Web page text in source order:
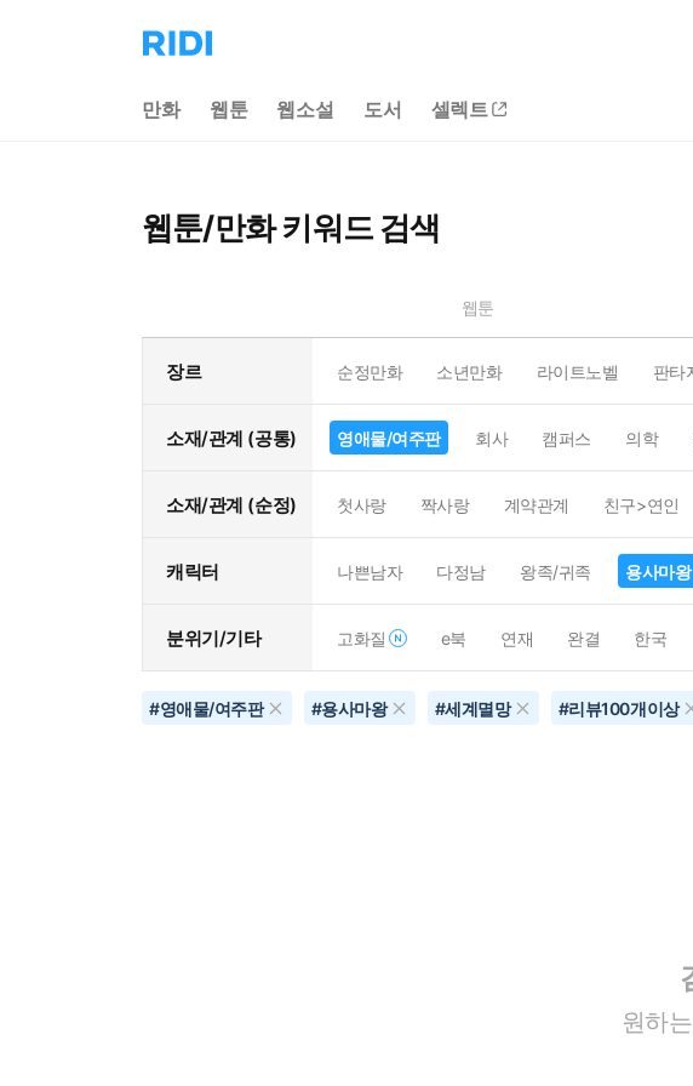
리
디
으
만화 웹툰 웹소설 도서 셀렉트
웹툰/만화 키워드 검색
웹툰
장르 순정만화 소년만화 라이트노벨 판타
소재/관계 (공통) 영애물/여주판 회사 캠퍼스 의학
소재/관계 (순정) 첫사랑 짝사랑 계약관계 친구>연인
캐릭터 나쁜남자 다정남 왕족/귀족 용사마왕
분위기/기타 고화질 e북 연재 완결 한국
#영애물/여주판 #용사마왕 #세계멸망 #리뷰100개이상
원하